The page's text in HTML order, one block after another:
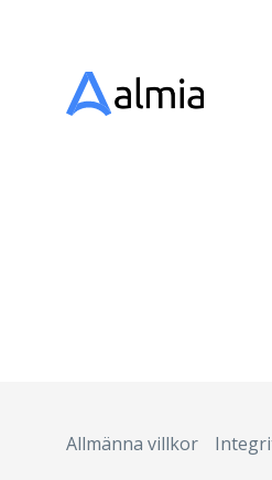
Allmänna villkor